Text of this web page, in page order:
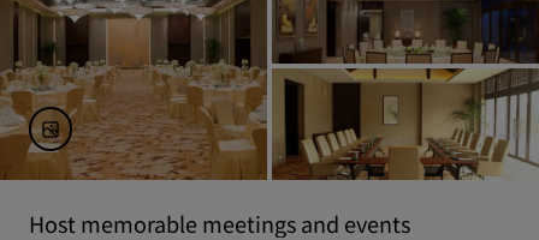
Host memorable meetings and events